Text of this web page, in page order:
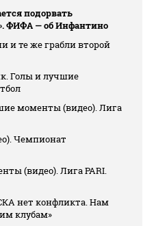
подорвать
ФИФА — об Инфантино
и те же грабли второй
Голы и лучшие
моменты (видео). Лига
Чемпионат
(видео). Лига PARI.
нет конфликта. Нам
клубам»